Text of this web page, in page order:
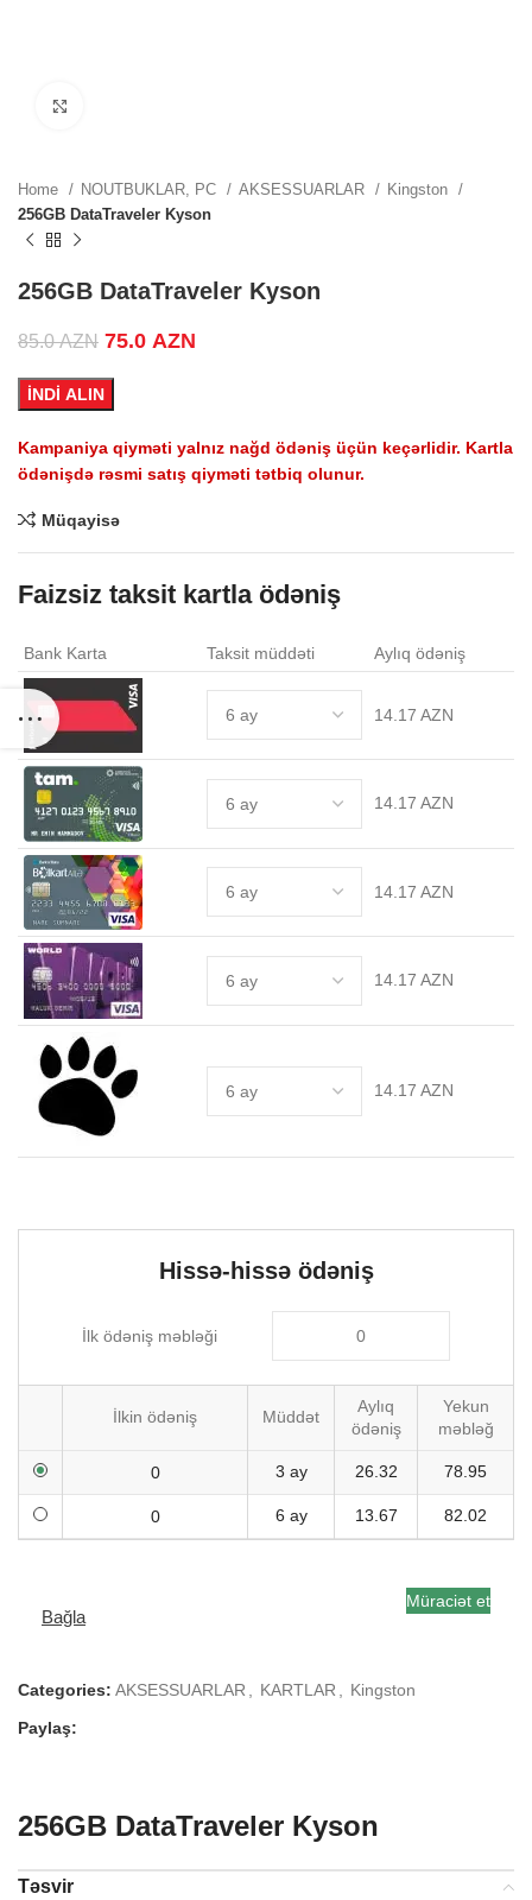
Home NOUTBUKLAR, PC AKSESSUARLAR
Kingston
256GB DataTraveler Kyson
256GB DataTraveler Kyson
85.0AZN Original price was: 85.0 AZN.
75.0 AZN
İNDİ ALIN
Kampaniya qiyməti yalnız nağd ödəniş üçün keçərlidir. Kartla
ödənişdə rəsmi satış qiyməti tətbiq olunur.
Müqayisə
Faizsiz taksit kartla ödəniş
Bank Karta Taksit müddəti Aylıq ödəniş
14.17 AZN
14.17 AZN
14.17 AZN
14.17 AZN
14.17 AZN
Hissə-hissə ödəniş
İlk ödəniş məbləği
İlkin ödəniş Müddət
Aylıq
ödəniş
Yekun
məbləğ
3 ay 26.32 78.95
6 ay 13.67 82.02
Bağla
Müraciət et
Categories: AKSESSUARLAR KARTLAR
Kingston
Paylaş:
256GB DataTraveler Kyson
Təsvir